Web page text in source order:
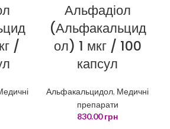
/
Альфадіол
(Альфакальцид
ол) 1 мкг / 100
капсул
Альфакальцидол, Медичні
препарати
830.00грн